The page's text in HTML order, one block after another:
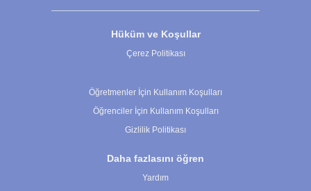
Hüküm ve Koşullar
Çerez Politikası
Öğretmenler İçin Kullanım Koşulları
Öğrenciler İçin Kullanım Koşulları
Gizlilik Politikası
Daha fazlasını öğren
Yardım